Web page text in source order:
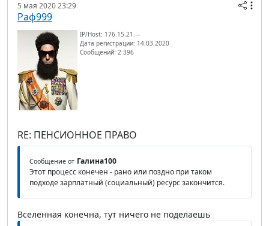
5 мая 2020 23:29
Раф999
IP/Host: 176.15.21.---
Дата регистрации: 14.03.2020
Сообщений: 2 396
RE: ПЕНСИОННОЕ ПРАВО
Сообщение от Галина100
Этот процесс конечен - рано или поздно при таком
подходе зарплатный (социальный) ресурс закончится.
Вселенная конечна, тут ничего не поделаешь